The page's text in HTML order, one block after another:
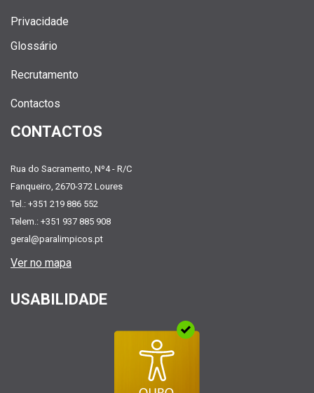
Privacidade
Glossário
Recrutamento
Contactos
CONTACTOS
Rua do Sacramento, Nº4 - R/C
Fanqueiro, 2670-372 Loures
Tel.: +351 219 886 552
Telem.: +351 937 885 908
geral@paralimpicos.pt
Ver no mapa
USABILIDADE